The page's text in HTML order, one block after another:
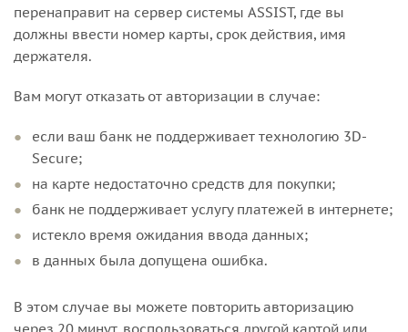
перенаправит на сервер системы ASSIST, где вы
должны ввести номер карты, срок действия, имя
держателя.
Вам могут отказать от авторизации в случае:
если ваш банк не поддерживает технологию 3D-
Secure;
на карте недостаточно средств для покупки;
банк не поддерживает услугу платежей в интернете;
истекло время ожидания ввода данных;
в данных была допущена ошибка.
В этом случае вы можете повторить авторизацию